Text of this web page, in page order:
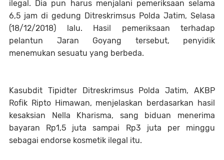
ilegal. Dia pun harus menjalani pemeriksaan selama
6,5 jam di gedung Ditreskrimsus Polda Jatim, Selasa
(18/12/2018) lalu. Hasil pemeriksaan terhadap
pelantun Jaran Goyang tersebut, penyidik
menemukan sesuatu yang berbeda.
Kasubdit Tipidter Ditreskrimsus Polda Jatim, AKBP
Rofik Ripto Himawan, menjelaskan berdasarkan hasil
kesaksian Nella Kharisma, sang biduan menerima
bayaran Rp1,5 juta sampai Rp3 juta per minggu
sebagai endorse kosmetik ilegal itu.